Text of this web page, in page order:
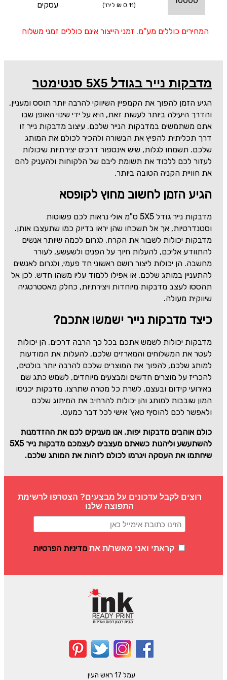
(0.11 ₪ ליח') עסקים
המחירים כוללים מע''מ. זמני הייצור אינם כוללים זמני משלוח
מדבקות נייר בגודל 5X5 סנטימטר
הגיע הזמן להפוך את הקמפיין השיווקי להרבה יותר תוסס ומעניין,
והדרך היעילה ביותר לעשות זאת, היא על ידי שינוי האופן שבו
אתם משתמשים במדבקות הנייר שלכם. עיצוב מדבקות נייר זו
דרך תכליתית להפיץ את הבשורה ולהכיר לכולם את המותג
שלכם. תשמחו לגלות, שיש אינספור דרכים יצירתיות שיכולות
לעזור לכם ללכוד את תשומת ליבם של הלקוחות ולהעניק להם
את חוויית הקניה הטובה ביותר.
הגיע הזמן לחשוב מחוץ לקופסא
מדבקות נייר גודל 5X5 ס"מ אולי נראות לכם פשוטות
וסטנדרטיות, אך אל תשכחו שהן יראו בדיוק כמו שתעצבו אותן.
מדבקות יכולות לשבור את הקרח, לגרום לכמה שיותר אנשים
להתוודע אליכם, להעלות חיוך על הפנים ולשעשע, לעורר
מחשבה. הן יכולות ליצור רושם ראשוני חד פעמי, ולגרום לאנשים
להתעניין במותג שלכם, או אפילו ללמוד עליו משהו חדש. לכן אל
תהססו לעצב מדבקות מיוחדות ויצירתיות, כחלק מאסטרטגיה
שיווקית מעולה.
כיצד מדבקות נייר ישמשו אתכם?
מדבקות יכולות לשמש אתכם בכל כך הרבה דרכים. הן יכולות
לעטר את המשלוחים והמארזים שלכם, להעלות את המודעות
למותג שלכם, להפוך את המוצרים שלכם להרבה יותר בולטים,
להכריז על מוצרים חדשים ומבצעים מיוחדים, לשמש כתג שם
באירועי קידום ובעצם, לשרת כל מטרה שתרצו. מדבקות יכניסו
המון שובבות למותג והן יכולות להרחיב את המיתוג שלכם
ולאפשר לכם להוסיף טאץ' אישי לכל דבר כמעט.
כולם אוהבים מדבקות יפות. אנו מעניקים לכם את ההזדמנות
להשתעשע וליהנות כשאתם מעצבים לעצמכם מדבקות נייר5X5
שיחתמו את העסקה ויגרמו לכולם לזהות את המותג שלכם.
רוצים לקבל עדכונים על מבצעים? הצטרפו לרשימת
התפוצה שלנו
קראתי ואני מאשר/ת אתמדיניות הפרטיות
עמל 17 ראש העין